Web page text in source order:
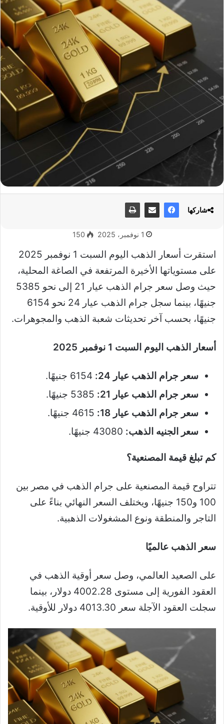
1 نوفمبر، 2025 150
استقرت أسعار الذهب اليوم السبت 1 نوفمبر 2025
على مستوياتها الأخيرة المرتفعة في الصاغة المحلية،
حيث وصل سعر جرام الذهب عيار 21 إلى نحو 5385
جنيهًا، بينما سجل جرام الذهب عيار 24 نحو 6154
جنيهًا، بحسب آخر تحديثات شعبة الذهب والمجوهرات.
أسعار الذهب اليوم السبت 1 نوفمبر 2025
سعر جرام الذهب عيار 24:
سعر جرام الذهب عيار 21:
سعر جرام الذهب عيار 18:
سعر الجنيه الذهب:
كم تبلغ قيمة المصنعية؟
تتراوح قيمة المصنعية على جرام الذهب في مصر بين
100 و150 جنيهًا، ويختلف السعر النهائي بناءً على
التاجر والمنطقة ونوع المشغولات الذهبية.
سعر الذهب عالميًا
على الصعيد العالمي، وصل سعر أوقية الذهب في
العقود الفورية إلى مستوى 4002.28 دولار، بينما
سجلت العقود الآجلة سعر 4013.30 دولار للأوقية.
شاركها